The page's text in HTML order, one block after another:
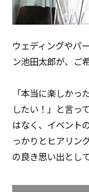
ウェディングやパ
ン池田太郎が、ご
「本当に楽しか
したい！」と言っ
はなく、イベント
っかりとヒアリン
の良き思い出とし